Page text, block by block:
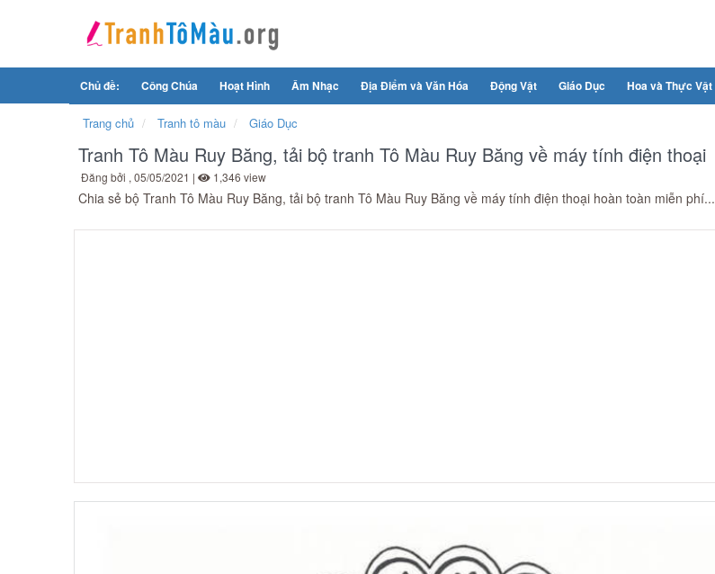
Chủ đề: Công Chúa Hoạt Hình Âm Nhạc Địa Điểm và Văn Hóa Động Vật Giáo Dục Hoa và Thực Vật
Trang chủ Tranh tô màu Giáo Dục
Tranh Tô Màu Ruy Băng, tải bộ tranh Tô Màu Ruy Băng về máy tính điện thoại
Đăng bởi , 05/05/2021 | 1,346 view
Chia sẻ bộ Tranh Tô Màu Ruy Băng, tải bộ tranh Tô Màu Ruy Băng về máy tính điện thoại hoàn toàn miễn phí...